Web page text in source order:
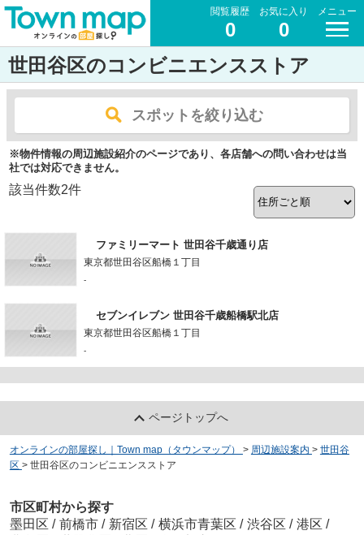
閲覧履歴
0
お気に入り
0
メニュー
世田谷区のコンビニエンスストア
スポットを絞り込む
※物件情報の周辺施設紹介のページであり、各店舗への問い合わせは当
社では対応できません。
該当件数2件
ファミリーマート 世田谷千歳通り店
東京都世田谷区船橋１丁目
-
セブンイレブン 世田谷千歳船橋駅北店
東京都世田谷区船橋１丁目
-
ページトップへ
オンラインの部屋探し｜Town map（タウンマップ） > 周辺施設案内 > 世田谷
区 > 世田谷区のコンビニエンスストア
市区町村から探す
墨田区 / 前橋市 / 新宿区 / 横浜市青葉区 / 渋谷区 / 港区 /